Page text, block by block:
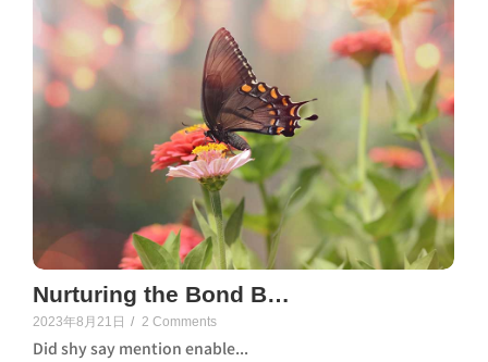
Nurturing the Bond B…
2023年8月21日 / 2 Comments
Did shy say mention enable...